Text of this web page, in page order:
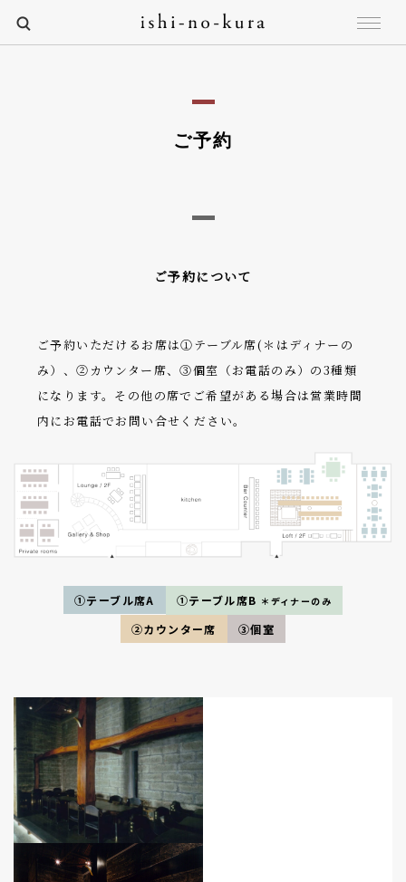
ご予約
ご予約について
ご予約いただけるお席は①テーブル席(＊はディナーの
み）、②カウンター席、③個室（お電話のみ）の3種類
になります。その他の席でご希望がある場合は営業時間
内にお電話でお問い合せください。
①テーブル席A ①テーブル席B ＊ディナーのみ
②カウンター席 ③個室